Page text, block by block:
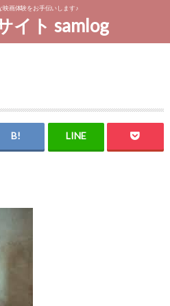
映画体験をお手伝いします♪
イト samlog